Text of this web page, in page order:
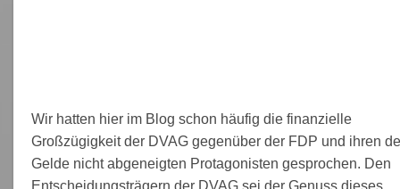
Wir hatten hier im Blog schon häufig die finanzielle
Großzügigkeit der DVAG gegenüber der FDP und ihren
Gelde nicht abgeneigten Protagonisten gesprochen. Den
Entscheidungsträgern der DVAG sei der Genuss dieses